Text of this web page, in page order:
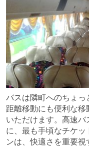
バスは隣町へのちょ
距離移動にも便利な
いただけます。高速
に、最も手頃なチケ
ンは、快適さを重要視